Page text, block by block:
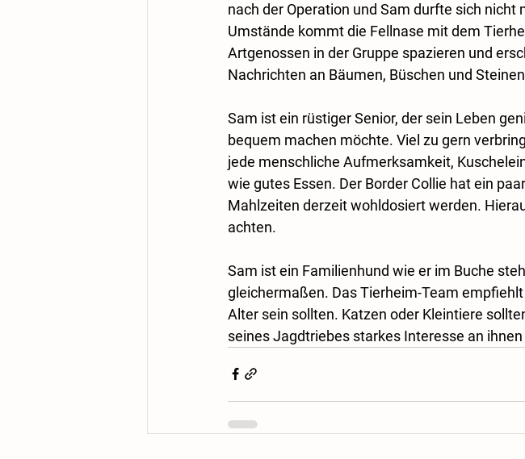
nach der Operation und Sam durfte sich
Umstände kommt die Fellnase mit dem
Artgenossen in der Gruppe spazieren und
Nachrichten an Bäumen, Büschen und
Sam ist ein rüstiger Senior, der sein Leben
bequem machen möchte. Viel zu gern
jede menschliche Aufmerksamkeit,
wie gutes Essen. Der Border Collie hat ein
Mahlzeiten derzeit wohldosiert werden.
achten.
Sam ist ein Familienhund wie er im Buche
gleichermaßen. Das Tierheim-Team
Alter sein sollten. Katzen oder Kleintiere
seines Jagdtriebes starkes Interesse an